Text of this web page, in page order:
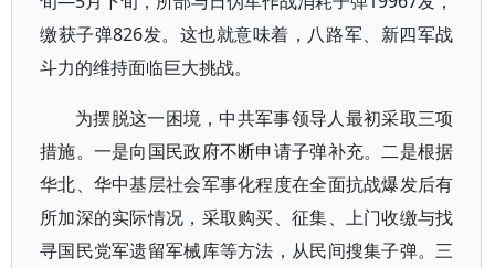
缴获子弹826发。这也就意味着，八路军、新四军战
斗力的维持面临巨大挑战。
为摆脱这一困境，中共军事领导人最初采取三项
措施。一是向国民政府不断申请子弹补充。二是根据
华北、华中基层社会军事化程度在全面抗战爆发后有
所加深的实际情况，采取购买、征集、上门收缴与找
寻国民党军遗留军械库等方法，从民间搜集子弹。三